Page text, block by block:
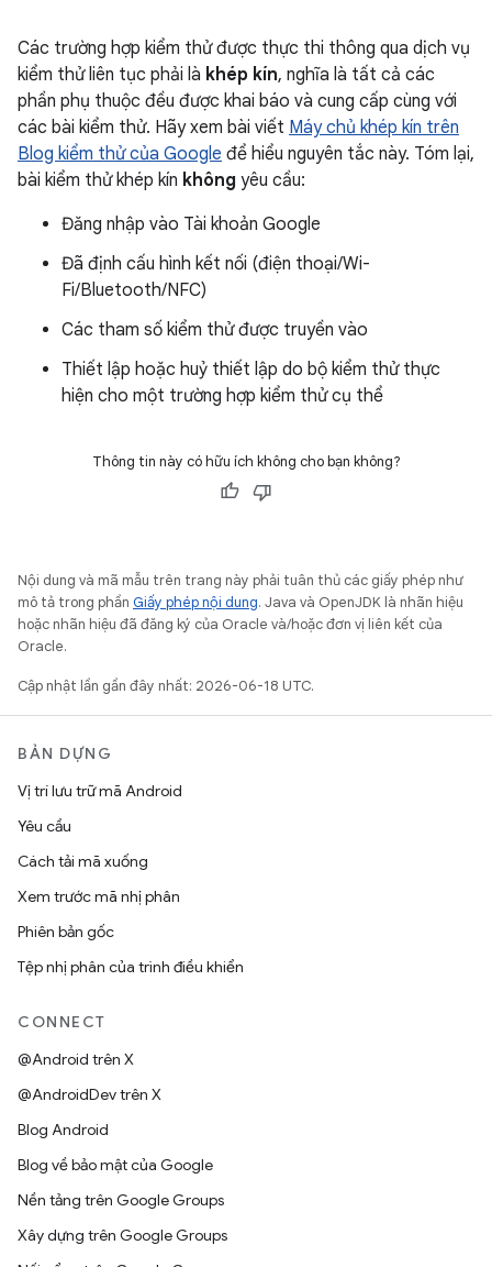
Các trường hợp kiểm thử được thực thi thông qua dịch vụ
kiểm thử liên tục phải là khép kín, nghĩa là tất cả các
phần phụ thuộc đều được khai báo và cung cấp cùng với
các bài kiểm thử. Hãy xem bài viết Máy chủ khép kín trên
Blog kiểm thử của Google để hiểu nguyên tắc này. Tóm lại,
bài kiểm thử khép kín không yêu cầu:
Đăng nhập vào Tài khoản Google
Đã định cấu hình kết nối (điện thoại/Wi-
Fi/Bluetooth/NFC)
Các tham số kiểm thử được truyền vào
Thiết lập hoặc huỷ thiết lập do bộ kiểm thử thực
hiện cho một trường hợp kiểm thử cụ thể
Thông tin này có hữu ích không cho bạn không?
Nội dung và mã mẫu trên trang này phải tuân thủ các giấy phép như
mô tả trong phần Giấy phép nội dung. Java và OpenJDK là nhãn hiệu
hoặc nhãn hiệu đã đăng ký của Oracle và/hoặc đơn vị liên kết của
Oracle.
Cập nhật lần gần đây nhất: 2026-06-18 UTC.
BẢN DỰNG
Vị trí lưu trữ mã Android
Yêu cầu
Cách tải mã xuống
Xem trước mã nhị phân
Phiên bản gốc
Tệp nhị phân của trình điều khiển
CONNECT
@Android trên X
@AndroidDev trên X
Blog Android
Blog về bảo mật của Google
Nền tảng trên Google Groups
Xây dựng trên Google Groups